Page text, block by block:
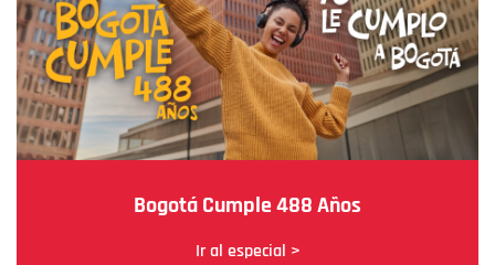
Bogotá Cumple 488 Años
Ir al especial >